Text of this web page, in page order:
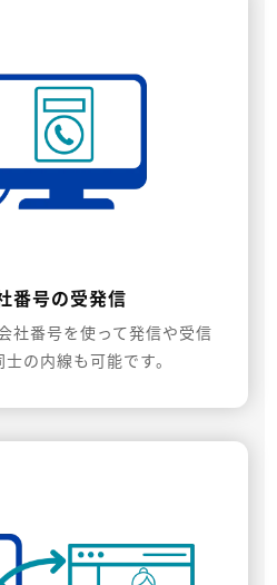
番号の受発信
社番号を使って発信や受信
の内線も可能です。